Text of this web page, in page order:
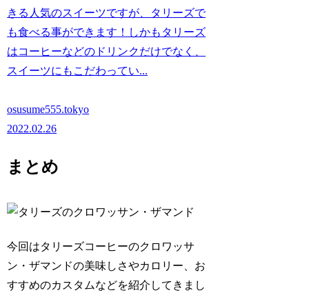
きる人気のスイーツですが、タリーズで
も食べる事ができます！しかもタリーズ
はコーヒーなどのドリンクだけでなく、
スイーツにもこだわってい...
osusume555.tokyo
2022.02.26
まとめ
今回はタリーズコーヒーのクロワッサ
ン・ザマンドの美味しさやカロリー、お
すすめのカスタムなどを紹介してきまし